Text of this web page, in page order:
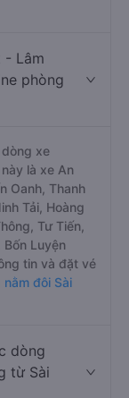
- Lâm
phòng
xe
là xe An
Oanh, Thanh
Tải, Hoàng
Tư Tiến,
Luyện
tin và đặt vé
đôi Sài
dòng
từ Sài